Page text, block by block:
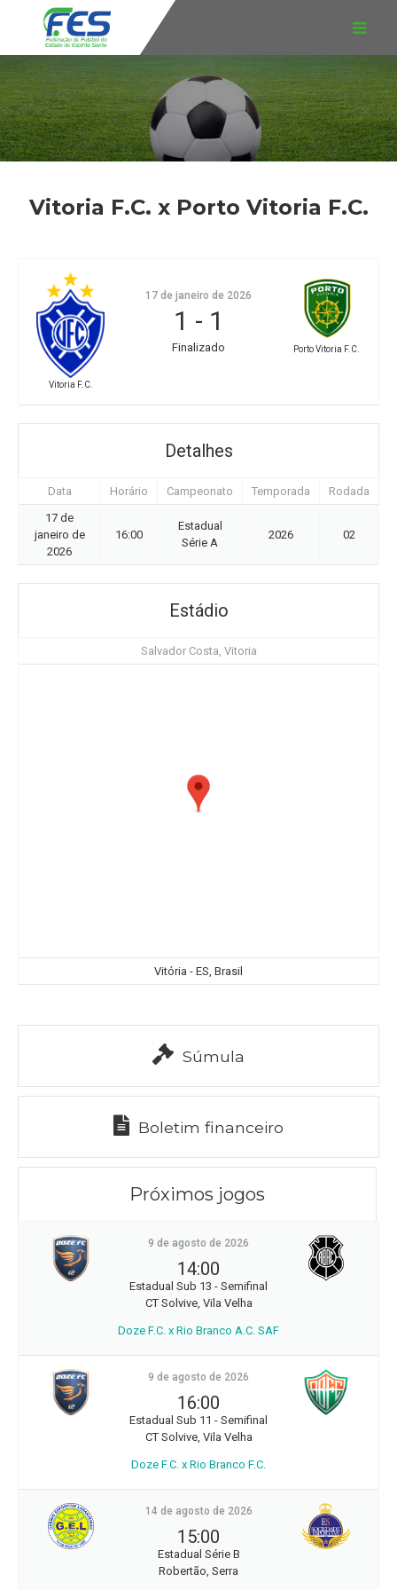
Vitoria F.C. x Porto Vitoria F.C.
Vitoria F.C.
Porto Vitoria F.C.
17 de janeiro de 2026
1 - 1
Finalizado
Detalhes
Data Horário Campeonato Temporada
Rodada
17 de
janeiro de
2026
16:00
Estadual
Série A
2026 02
Estádio
Salvador Costa, Vitoria
Vitória - ES, Brasil
Súmula
Boletim financeiro
Próximos jogos
9 de agosto de 2026
14:00
Estadual Sub 13 - Semifinal
CT Solvive, Vila Velha
Doze F.C. x Rio Branco A.C. SAF
9 de agosto de 2026
16:00
Estadual Sub 11 - Semifinal
CT Solvive, Vila Velha
Doze F.C. x Rio Branco F.C.
14 de agosto de 2026
15:00
Estadual Série B
Robertão, Serra